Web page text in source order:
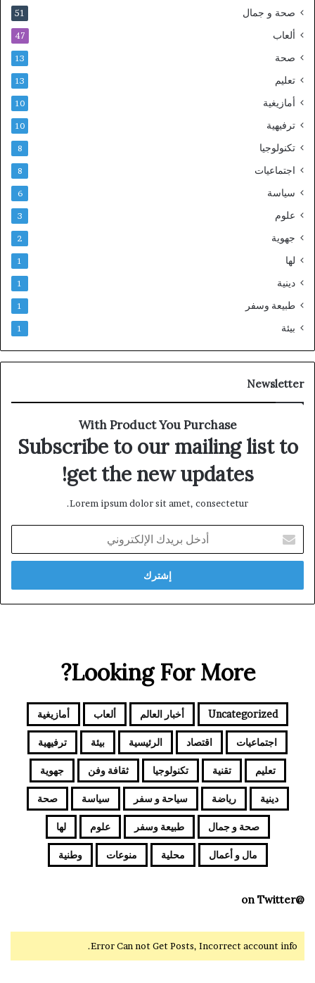
صحة و جمال 51
ألعاب 47
صحة 13
تعليم 13
أمازيغية 10
ترفيهية 10
تكنولوجيا 8
اجتماعيات 8
سياسة 6
علوم 3
جهوية 2
لها 1
دينية 1
طبيعة وسفر 1
بيئة 1
Newsletter
With Product You Purchase
Subscribe to our mailing list to
get the new updates!
Lorem ipsum dolor sit amet, consectetur.
بريدك
الإلكتروني
Looking For More?
Uncategorized أخبار العالم ألعاب أمازيغية
اجتماعيات اقتصاد الرئيسية بيئة ترفيهية
تعليم تقنية تكنولوجيا ثقافة وفن جهوية
دينية رياضة سياحة و سفر سياسة صحة
صحة و جمال طبيعة وسفر علوم لها
مال و أعمال محلية منوعات وطنية
@on Twitter
Error Can not Get Posts, Incorrect account info.